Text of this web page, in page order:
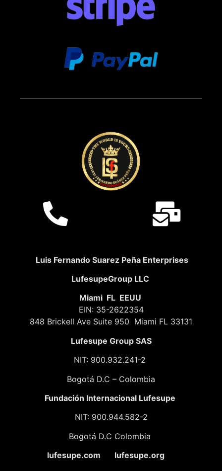
Luis Fernando Suarez Peña Enterprises
LufesupeGroup LLC
Miami FL EEUU
EIN: 35-2622354
848 Brickell Ave Suite 950 Miami FL 33131
Lufesupe Group SAS
NIT: 900.932.241-2
Bogotá D.C – Colombia
Fundación Internacional Lufesupe
NIT: 900.944.582-2
Bogotá D.C Colombia
lufesupe.com lufesupe.org